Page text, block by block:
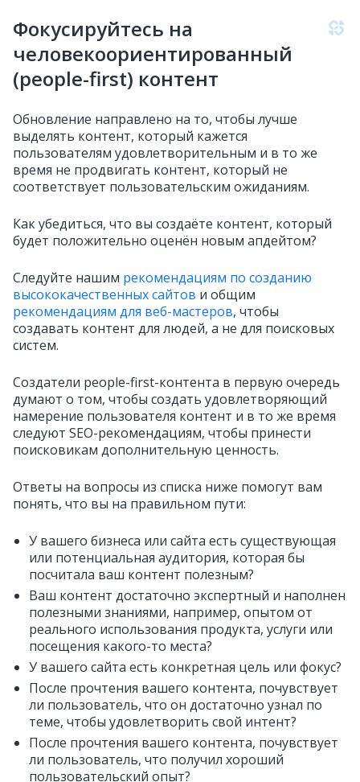
Фокусируйтесь на
человекоориентированный
(people-first) контент
Обновление направлено на то, чтобы лучше
выделять контент, который кажется
пользователям удовлетворительным и в то же
время не продвигать контент, который не
соответствует пользовательским ожиданиям.
Как убедиться, что вы создаёте контент, который
будет положительно оценён новым апдейтом?
Следуйте нашим рекомендациям по созданию
высококачественных сайтов и общим
рекомендациям для веб-мастеров, чтобы
создавать контент для людей, а не для поисковых
систем.
Создатели people-first-контента в первую очередь
думают о том, чтобы создать удовлетворяющий
намерение пользователя контент и в то же время
следуют SEO-рекомендациям, чтобы принести
поисковикам дополнительную ценность.
Ответы на вопросы из списка ниже помогут вам
понять, что вы на правильном пути:
У вашего бизнеса или сайта есть существующая
или потенциальная аудитория, которая бы
посчитала ваш контент полезным?
Ваш контент достаточно экспертный и наполнен
полезными знаниями, например, опытом от
реального использования продукта, услуги или
посещения какого-то места?
У вашего сайта есть конкретная цель или фокус?
После прочтения вашего контента, почувствует
ли пользователь, что он достаточно узнал по
теме, чтобы удовлетворить свой интент?
После прочтения вашего контента, почувствует
ли пользователь, что получил хороший
пользовательский опыт?